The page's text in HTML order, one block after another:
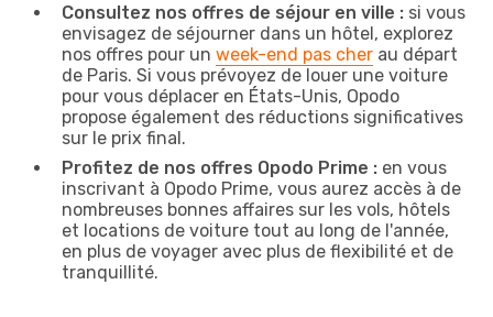
Consultez nos offres de séjour en ville : si vous
envisagez de séjourner dans un hôtel, explorez
nos offres pour un week-end pas cher au départ
de Paris. Si vous prévoyez de louer une voiture
pour vous déplacer en États-Unis, Opodo
propose également des réductions significatives
sur le prix final.
Profitez de nos offres Opodo Prime : en vous
inscrivant à Opodo Prime, vous aurez accès à de
nombreuses bonnes affaires sur les vols, hôtels
et locations de voiture tout au long de l'année,
en plus de voyager avec plus de flexibilité et de
tranquillité.